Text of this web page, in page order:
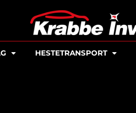
HESTETRANSPORT